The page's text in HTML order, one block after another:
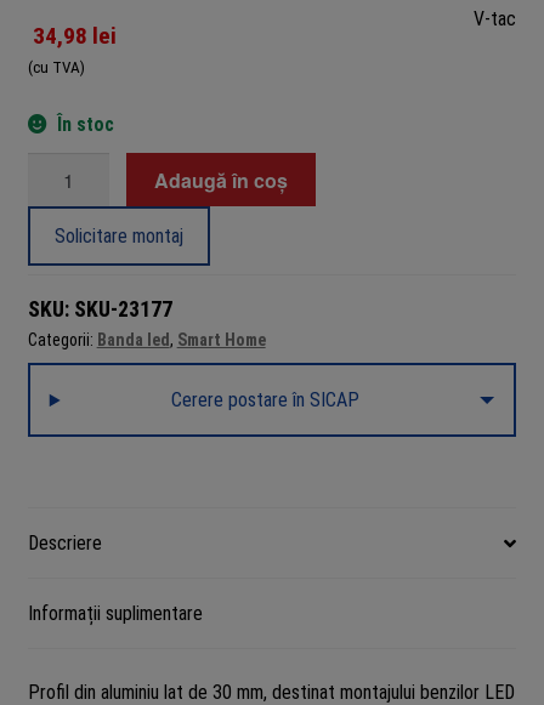
34,98 lei
(cu TVA)
V-tac
În stoc
aluminiu
LED,
2000x30x10
interior
IP20,
VT-
Adaugă în coș
Solicitare montaj
SKU: SKU-23177
Categorii: Banda led, Smart Home
Cerere postare în SICAP
Descriere
Informații suplimentare
Profil din aluminiu lat de 30 mm, destinat montajului benzilor LED